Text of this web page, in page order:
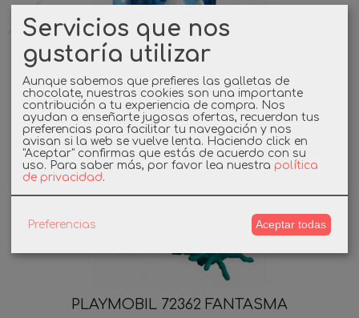
PLAYMOBIL 72362 FANTASMA
Servicios que nos
gustaría utilizar
Aunque sabemos que prefieres las galletas de
chocolate, nuestras cookies son una importante
contribución a tu experiencia de compra. Nos
ayudan a enseñarte jugosas ofertas, recuerdan tus
preferencias para facilitar tu navegación y nos
avisan si la web se vuelve lenta. Haciendo click en
"Aceptar" confirmas que estás de acuerdo con su
uso. Para saber más, por favor lea nuestra política
de privacidad.
Preferencias Aceptar todas